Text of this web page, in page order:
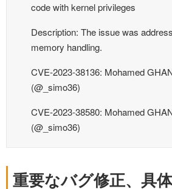
code with kernel privileges
Description: The issue was
memory handling.
CVE-2023-38136: Mohamed
(@_simo36)
CVE-2023-38580: Mohamed
(@_simo36)
重要なバグ修正、具